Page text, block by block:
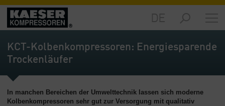
Märkte
-
Übersicht
Übersicht
KCT-Kolbenkompressoren: Energiesparende
Trockenläufer
In manchen Bereichen der Umwelttechnik lassen sich moderne
Kolbenkompressoren sehr gut zur Versorgung mit qualitativ